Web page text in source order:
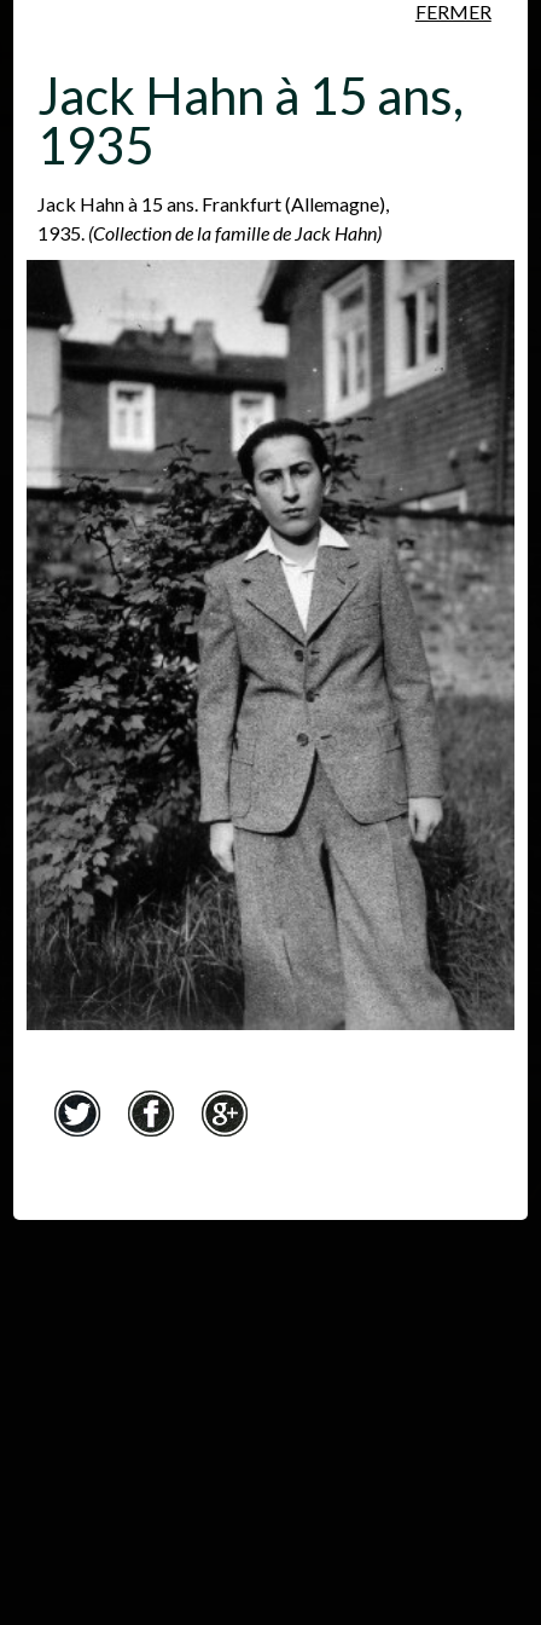
Personnes Lieux Événements
Jack Hahn à 15 ans,
1935
FERMER
Jack Hahn à 15 ans. Frankfurt (Allemagne),
1935. (Collection de la famille de Jack Hahn)